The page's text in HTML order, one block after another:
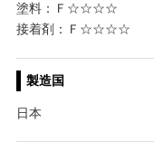
塗料：Ｆ☆☆☆☆
接着剤：Ｆ☆☆☆☆
製造国
日本